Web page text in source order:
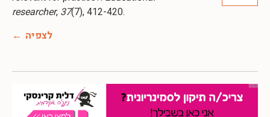
researcher, 37(7), 412-420.
לצפיה